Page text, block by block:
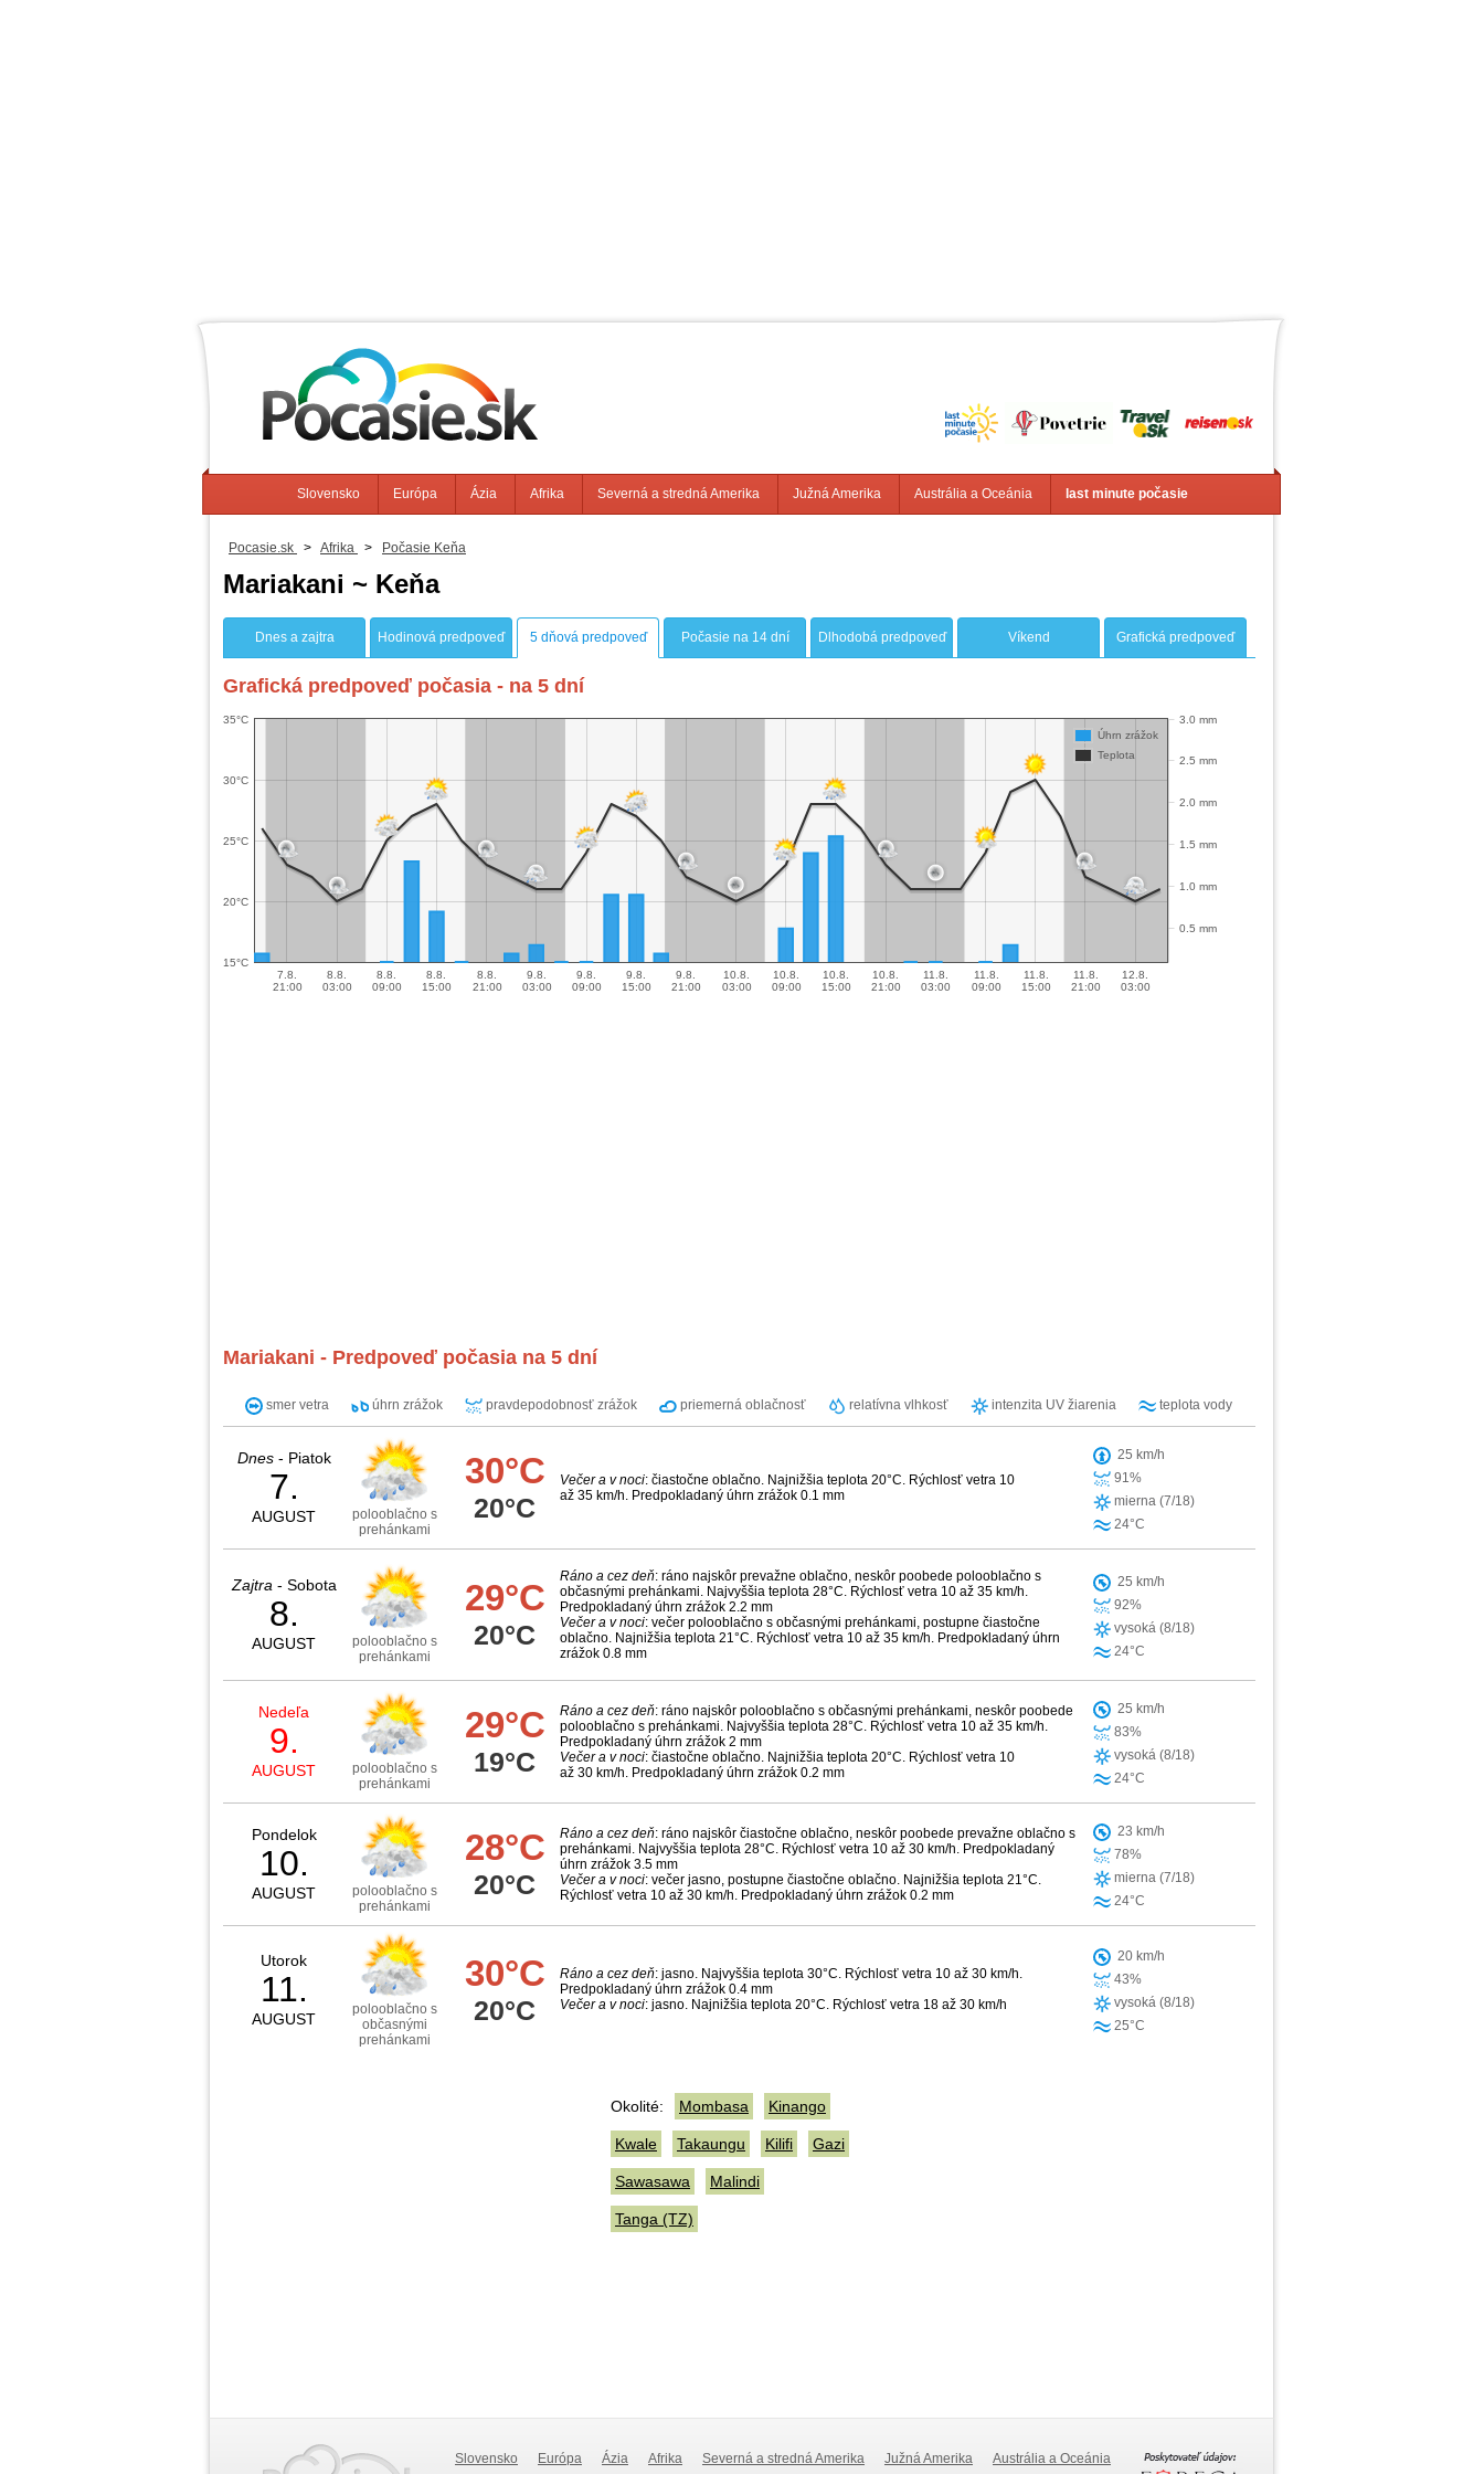
Slovensko Európa Ázia Afrika Severná a stredná Amerika Južná Amerika Austrália a Oceánia last minute počasie
Pocasie.sk > Afrika > Počasie Keňa
Mariakani ~ Keňa
Dnes a zajtra Hodinová predpoveď 5 dňová predpoveď Počasie na 14 dní Dlhodobá predpoveď Víkend Grafická predpoveď
Grafická predpoveď počasia - na 5 dní
7.8.
21:00
8.8.
03:00
8.8.
09:00
8.8.
15:00
8.8.
21:00
9.8.
03:00
9.8.
09:00
9.8.
15:00
9.8.
21:00
10.8.
03:00
10.8.
09:00
10.8.
15:00
10.8.
21:00
11.8.
03:00
11.8.
09:00
11.8.
15:00
11.8.
21:00
12.8.
03:00
15°C
20°C
25°C
30°C
35°C
0.5 mm
1.0 mm
1.5 mm
2.0 mm
2.5 mm
3.0 mm
Úhrn zrážok
Teplota
Mariakani - Predpoveď počasia na 5 dní
smer vetra úhrn zrážok pravdepodobnosť zrážok priemerná oblačnosť relatívna vlhkosť intenzita UV žiarenia teplota vody
Dnes- Piatok
7.
AUGUST
polooblačno s
prehánkami
30°C
20°C
Večer a v noci: čiastočne oblačno. Najnižšia teplota 20°C. Rýchlosť vetra 10
až 35 km/h. Predpokladaný úhrn zrážok 0.1 mm
25 km/h
91%
mierna (7/18)
24°C
Zajtra - Sobota
8.
AUGUST
polooblačno s
prehánkami
29°C
20°C
Ráno a cez deň: ráno najskôr prevažne oblačno, neskôr poobede polooblačno s
občasnými prehánkami. Najvyššia teplota 28°C. Rýchlosť vetra 10 až 35 km/h.
Predpokladaný úhrn zrážok 2.2 mm
Večer a v noci: večer polooblačno s občasnými prehánkami, postupne čiastočne
oblačno. Najnižšia teplota 21°C. Rýchlosť vetra 10 až 35 km/h. Predpokladaný úhrn
zrážok 0.8 mm
25 km/h
92%
vysoká (8/18)
24°C
Nedeľa
9.
AUGUST
polooblačno s
prehánkami
29°C
19°C
Ráno a cez deň: ráno najskôr polooblačno s občasnými prehánkami, neskôr poobede
polooblačno s prehánkami. Najvyššia teplota 28°C. Rýchlosť vetra 10 až 35 km/h.
Predpokladaný úhrn zrážok 2 mm
Večer a v noci: čiastočne oblačno. Najnižšia teplota 20°C. Rýchlosť vetra 10
až 30 km/h. Predpokladaný úhrn zrážok 0.2 mm
25 km/h
83%
vysoká (8/18)
24°C
Pondelok
10.
AUGUST
polooblačno s
prehánkami
28°C
20°C
Ráno a cez deň: ráno najskôr čiastočne oblačno, neskôr poobede prevažne oblačno s
prehánkami. Najvyššia teplota 28°C. Rýchlosť vetra 10 až 30 km/h. Predpokladaný
úhrn zrážok 3.5 mm
Večer a v noci: večer jasno, postupne čiastočne oblačno. Najnižšia teplota 21°C.
Rýchlosť vetra 10 až 30 km/h. Predpokladaný úhrn zrážok 0.2 mm
23 km/h
78%
mierna (7/18)
24°C
Utorok
11.
AUGUST
polooblačno s
občasnými
prehánkami
30°C
20°C
Ráno a cez deň: jasno. Najvyššia teplota 30°C. Rýchlosť vetra 10 až 30 km/h.
Predpokladaný úhrn zrážok 0.4 mm
Večer a v noci: jasno. Najnižšia teplota 20°C. Rýchlosť vetra 18 až 30 km/h
20 km/h
43%
vysoká (8/18)
25°C
Okolité: Mombasa Kinango
Kwale Takaungu Kilifi Gazi
Sawasawa Malindi
Tanga (TZ)
Slovensko Európa Ázia Afrika Severná a stredná Amerika Južná Amerika Austrália a Oceánia